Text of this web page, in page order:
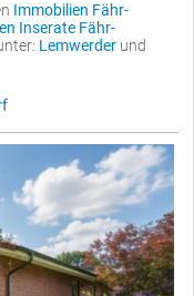
Immobilien Fähr-
Inserate Fähr-
Lemwerder und